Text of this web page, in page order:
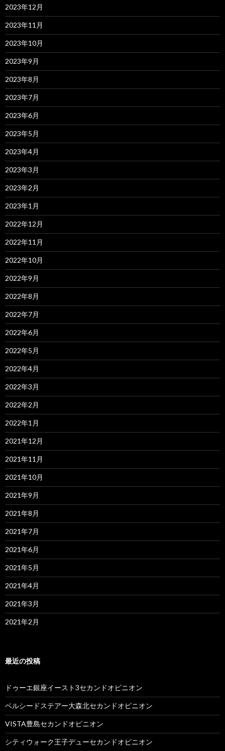
2023年12月
2023年11月
2023年10月
2023年9月
2023年8月
2023年7月
2023年6月
2023年5月
2023年4月
2023年3月
2023年2月
2023年1月
2022年12月
2022年11月
2022年10月
2022年9月
2022年8月
2022年7月
2022年6月
2022年5月
2022年4月
2022年3月
2022年2月
2022年1月
2021年12月
2021年11月
2021年10月
2021年9月
2021年8月
2021年7月
2021年6月
2021年5月
2021年4月
2021年3月
2021年2月
最近の投稿
ドゥーエ銀座イースト3セカンドオピニオン
ベルシードステアー大森北セカンドオピニオン
VISTA豊島セカンドオピニオン
シティウォーク王子デューセカンドオピニオン